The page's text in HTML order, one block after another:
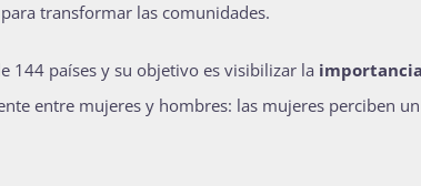
transformar las comunidades.
144 países y su objetivo es visibilizar la
entre mujeres y hombres: las mujeres perciben un